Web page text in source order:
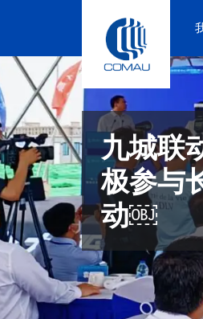
九城联
极参与
动￼